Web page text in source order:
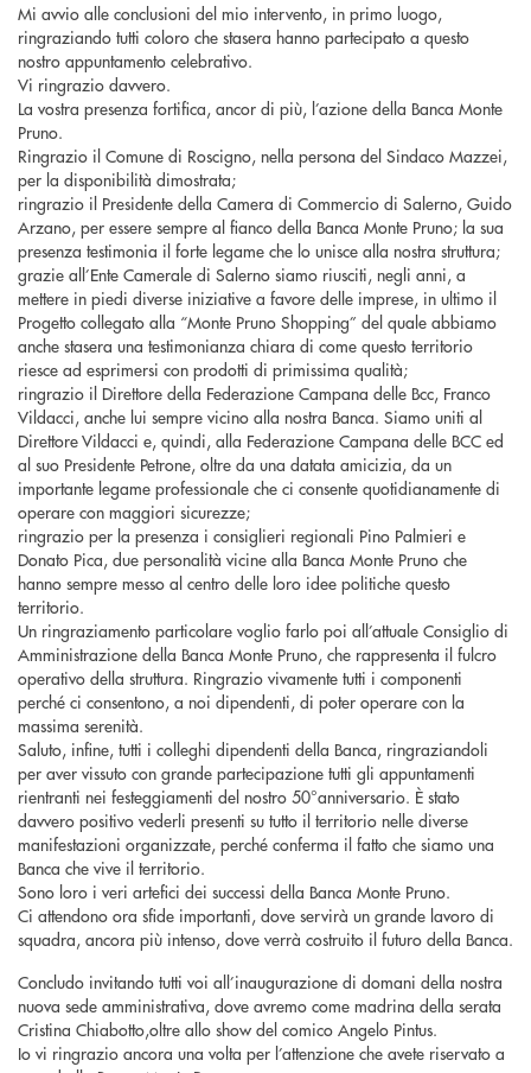
Mi avvio alle conclusioni del mio intervento, in primo luogo,
ringraziando tutti coloro che stasera hanno partecipato a questo
nostro appuntamento celebrativo.
Vi ringrazio davvero.
La vostra presenza fortifica, ancor di più, l’azione della Banca Monte
Pruno.
Ringrazio il Comune di Roscigno, nella persona del Sindaco Mazzei,
per la disponibilità dimostrata;
ringrazio il Presidente della Camera di Commercio di Salerno, Guido
Arzano, per essere sempre al fianco della Banca Monte Pruno; la sua
presenza testimonia il forte legame che lo unisce alla nostra struttura;
grazie all’Ente Camerale di Salerno siamo riusciti, negli anni, a
mettere in piedi diverse iniziative a favore delle imprese, in ultimo il
Progetto collegato alla “Monte Pruno Shopping” del quale abbiamo
anche stasera una testimonianza chiara di come questo territorio
riesce ad esprimersi con prodotti di primissima qualità;
ringrazio il Direttore della Federazione Campana delle Bcc, Franco
Vildacci, anche lui sempre vicino alla nostra Banca. Siamo uniti al
Direttore Vildacci e, quindi, alla Federazione Campana delle BCC ed
al suo Presidente Petrone, oltre da una datata amicizia, da un
importante legame professionale che ci consente quotidianamente di
operare con maggiori sicurezze;
ringrazio per la presenza i consiglieri regionali Pino Palmieri e
Donato Pica, due personalità vicine alla Banca Monte Pruno che
hanno sempre messo al centro delle loro idee politiche questo
territorio.
Un ringraziamento particolare voglio farlo poi all’attuale Consiglio di
Amministrazione della Banca Monte Pruno, che rappresenta il fulcro
operativo della struttura. Ringrazio vivamente tutti i componenti
perché ci consentono, a noi dipendenti, di poter operare con la
massima serenità.
Saluto, infine, tutti i colleghi dipendenti della Banca, ringraziandoli
per aver vissuto con grande partecipazione tutti gli appuntamenti
rientranti nei festeggiamenti del nostro 50°anniversario. È stato
davvero positivo vederli presenti su tutto il territorio nelle diverse
manifestazioni organizzate, perché conferma il fatto che siamo una
Banca che vive il territorio.
Sono loro i veri artefici dei successi della Banca Monte Pruno.
Ci attendono ora sfide importanti, dove servirà un grande lavoro di
squadra, ancora più intenso, dove verrà costruito il futuro della Banca.
Concludo invitando tutti voi all’inaugurazione di domani della nostra
nuova sede amministrativa, dove avremo come madrina della serata
Cristina Chiabotto,oltre allo show del comico Angelo Pintus.
Io vi ringrazio ancora una volta per l’attenzione che avete riservato a